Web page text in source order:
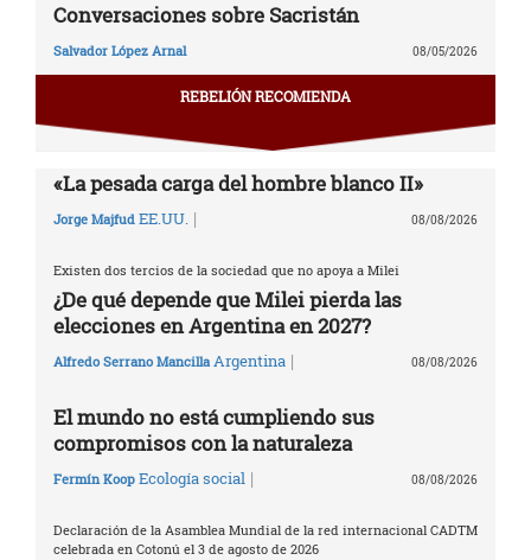
Conversaciones sobre Sacristán
Salvador López Arnal 08/05/2026
REBELIÓN RECOMIENDA
«La pesada carga del hombre blanco II»
Jorge Majfud EE.UU. | 08/08/2026
Existen dos tercios de la sociedad que no apoya a Milei
¿De qué depende que Milei pierda las
elecciones en Argentina en 2027?
Alfredo Serrano Mancilla Argentina | 08/08/2026
El mundo no está cumpliendo sus
compromisos con la naturaleza
Fermín Koop Ecología social | 08/08/2026
Declaración de la Asamblea Mundial de la red internacional CADTM
celebrada en Cotonú el 3 de agosto de 2026